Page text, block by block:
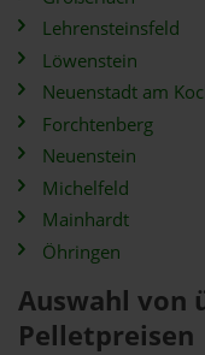
Lehrensteinsfeld
Löwenstein
Neuenstadt am
Forchtenberg
Neuenstein
Michelfeld
Mainhardt
Öhringen
Auswahl von
Pelletpreisen